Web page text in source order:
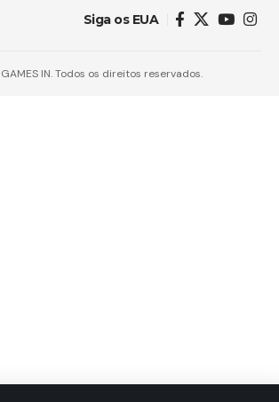
Siga os EUA
IN. Todos os direitos reservados.